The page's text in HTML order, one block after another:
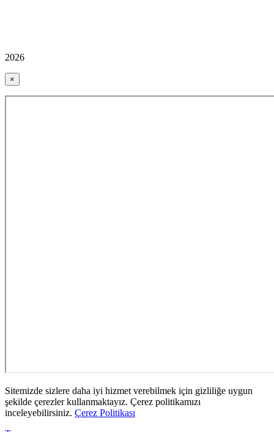
2026
×
Sitemizde sizlere daha iyi hizmet verebilmek için gizliliğe uygun
şekilde çerezler kullanmaktayız. Çerez politikamızı
inceleyebilirsiniz. Çerez Politikası